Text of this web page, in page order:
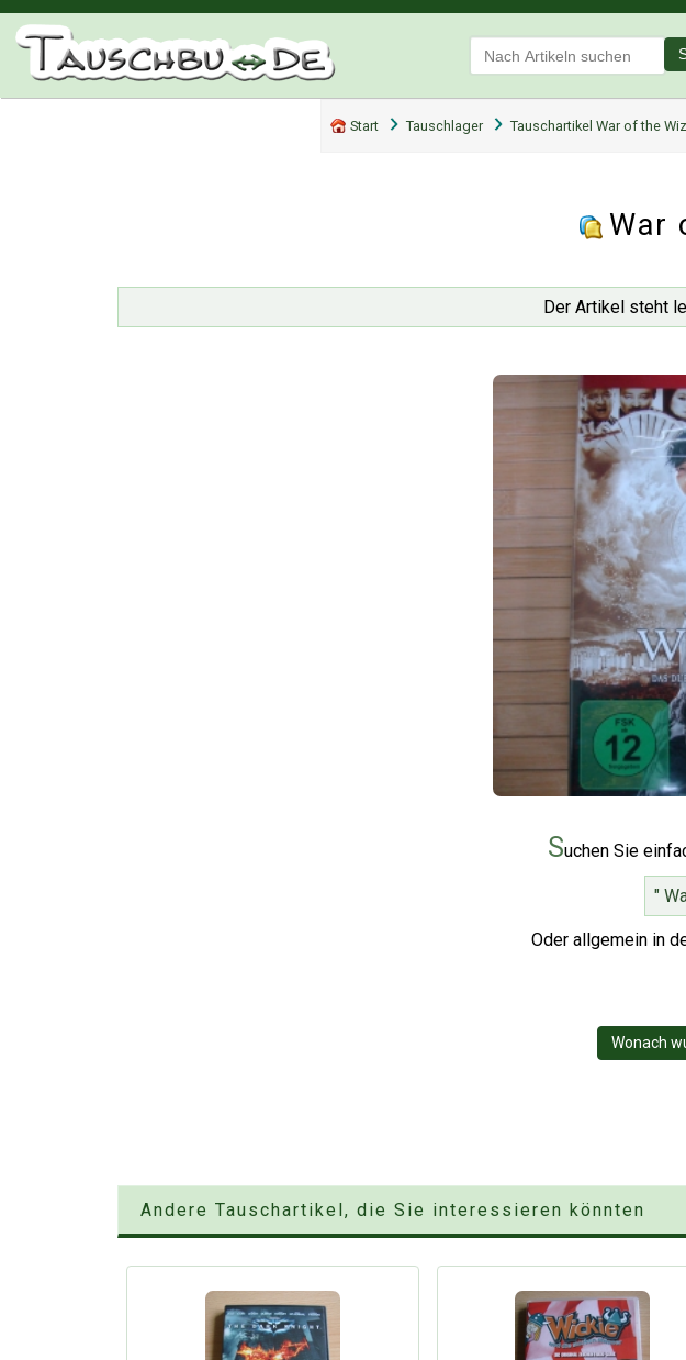
Start Tauschlager Tauschartikel War of the
War
Der Artikel steht
Suchen Sie
"
Oder allgemein in
Wonach
Andere Tauschartikel, die Sie interessieren könnten